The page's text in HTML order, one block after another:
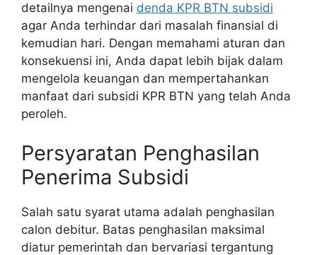
detailnya mengenai denda KPR BTN subsidi
agar Anda terhindar dari masalah finansial di
kemudian hari. Dengan memahami aturan dan
konsekuensi ini, Anda dapat lebih bijak dalam
mengelola keuangan dan mempertahankan
manfaat dari subsidi KPR BTN yang telah Anda
peroleh.
Persyaratan Penghasilan
Penerima Subsidi
Salah satu syarat utama adalah penghasilan
calon debitur. Batas penghasilan maksimal
diatur pemerintah dan bervariasi tergantung